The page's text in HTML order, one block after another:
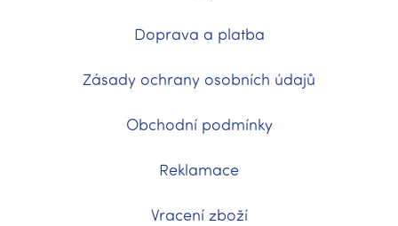
Doprava a platba
Zásady ochrany osobních údajů
Obchodní podmínky
Reklamace
Vracení zboží